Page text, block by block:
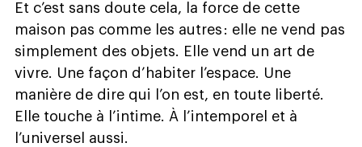
Et c’est sans doute cela, la force de cette
maison pas comme les autres : elle ne vend pas
simplement des objets. Elle vend un art de
vivre. Une façon d’habiter l’espace. Une
manière de dire qui l’on est, en toute liberté.
Elle touche à l’intime. À l’intemporel et à
l’universel aussi.